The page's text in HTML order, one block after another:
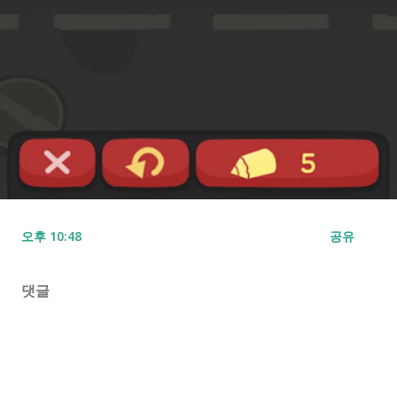
오후 10:48 공유
댓글